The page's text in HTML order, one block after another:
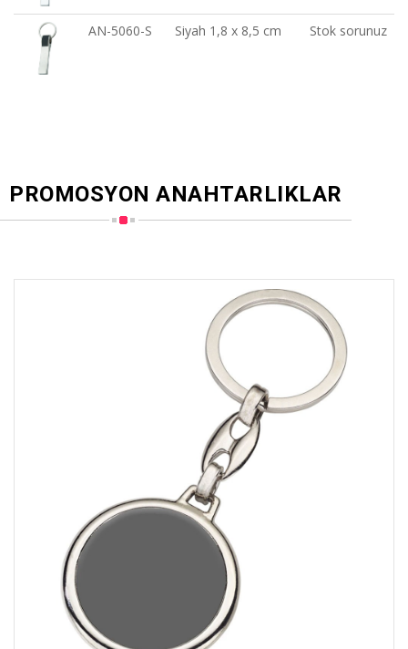
AN-5060-S Siyah 1,8 x 8,5 cm Stok sorunuz
PROMOSYON ANAHTARLIKLAR